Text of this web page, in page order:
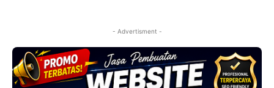
- Advertisment -